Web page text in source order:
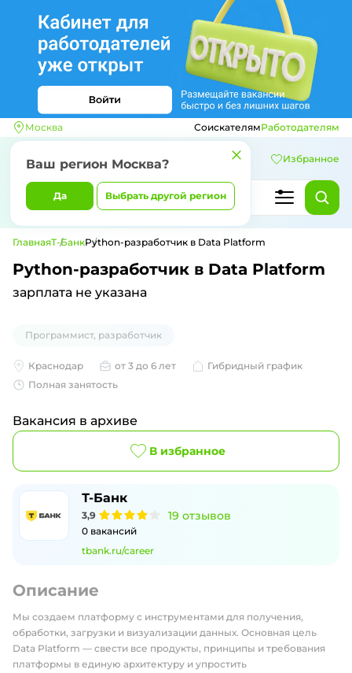
Москва
Ваш регион Москва?
Да Выбрать другой регион
СоискателямРаботодателям
Избранное
ГлавнаяТ-БанкPython-разработчик в Data Platform
Python-разработчик в Data Platform
зарплата не указана
Программист, разработчик
Краснодар от 3 до 6 лет
Гибридный график
Полная занятость
Вакансия в архиве
В избранное
Т-Банк
3,9 19 отзывов
0 вакансий
tbank.ru/career
Описание
Мы создаем платформу c инструментами для получения,
обработки, загрузки и визуализации данных. Основная цель
Data Platform — свести все продукты, принципы и требования
платформы в единую архитектуру и упростить